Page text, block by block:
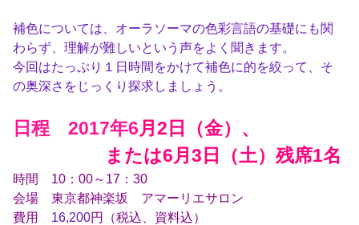
補色については、オーラソーマの色彩言語の基礎にも関
わらず、理解が難しいという声をよく聞きます。
今回はたっぷり１日時間をかけて補色に的を絞って、そ
の奥深さをじっくり探求しましょう。
日程 2017年6月2日（金）、
または6月3日（土）残席1名
時間 10：00～17：30
会場 東京都神楽坂 アマーリエサロン
費用 16,200円（税込、資料込）